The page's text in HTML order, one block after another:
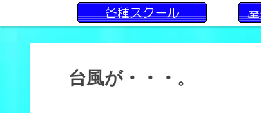
台風が・・・。